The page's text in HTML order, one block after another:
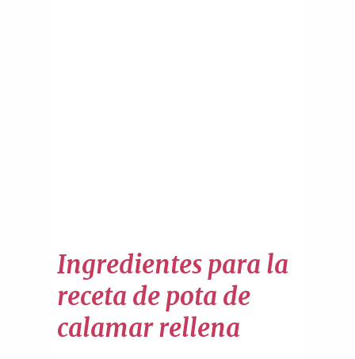
Ingredientes para la
receta de pota de
calamar rellena